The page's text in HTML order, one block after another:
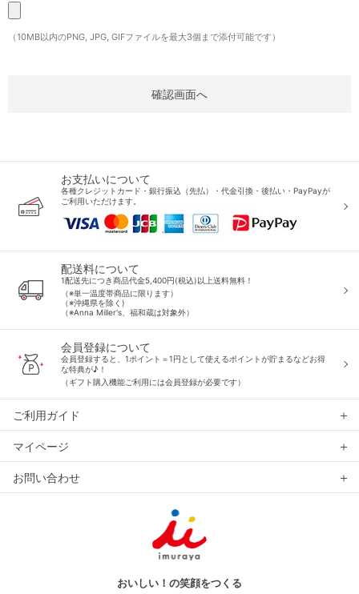
（10MB以内のPNG, JPG, GIFファイルを最大3個まで添付可能です）
お支払いについて
各種クレジットカード・銀行振込（先払）・代金引換・後払い・PayPayが
ご利用いただけます。
配送料について
1配送先につき商品代金5,400円(税込)以上送料無料！
（※単一温度帯商品に限ります）
（※沖縄県を除く)
（※Anna Miller's、福和蔵は対象外）
会員登録について
会員登録すると、1ポイント＝1円として使えるポイントが貯まるなどお得
な特典が♪！
（ギフト購入機能ご利用には会員登録が必要です）
ご利用ガイド
マイページ
お問い合わせ
おいしい！の笑顔をつくる